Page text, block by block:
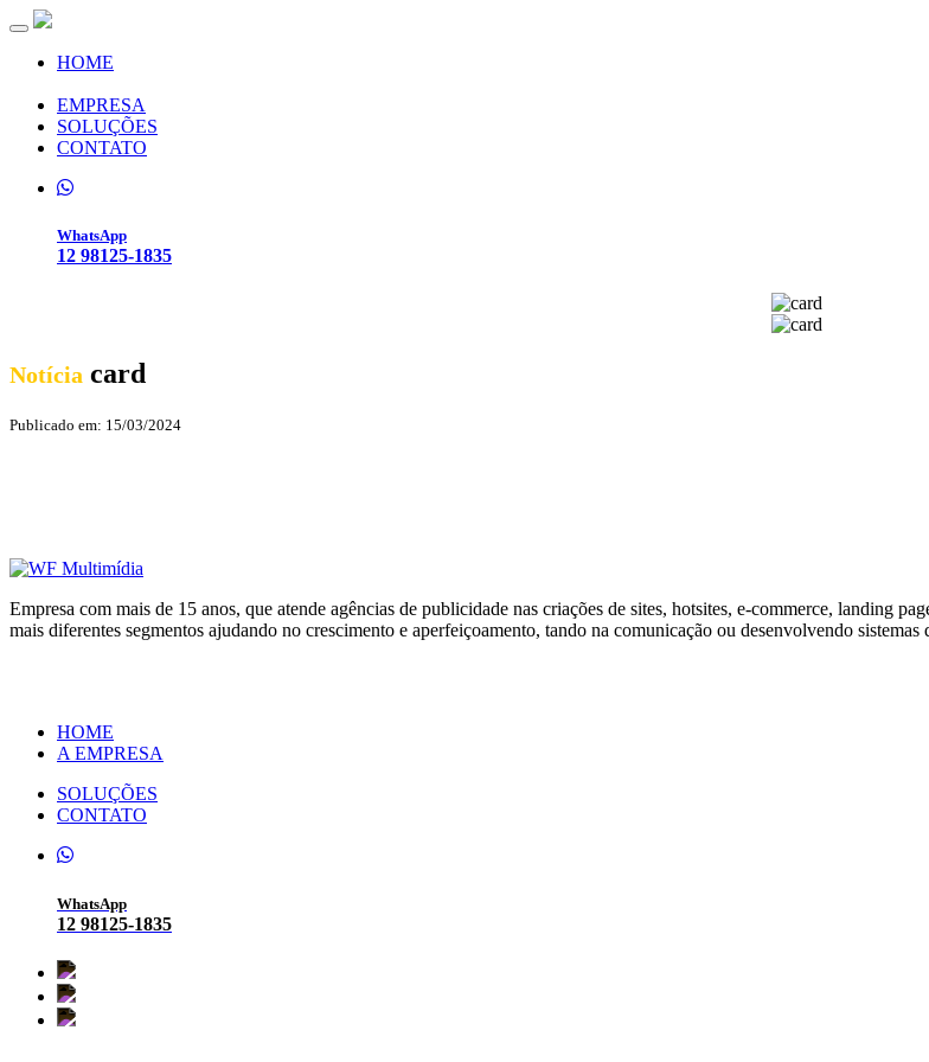
Toggle navigation
HOME
EMPRESA
SOLUÇÕES
CONTATO
WhatsApp
12 98125-1835
Notícia card
Publicado em: 15/03/2024
Empresa com mais de 15 anos, que atende agências de publicidade nas criações de sites, hotsites, e-commerce, landing
mais diferentes segmentos ajudando no crescimento e aperfeiçoamento, tando na comunicação ou desenvolvendo
HOME
A EMPRESA
SOLUÇÕES
CONTATO
WhatsApp
12 98125-1835